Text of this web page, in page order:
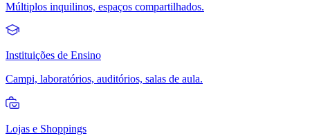
Múltiplos inquilinos, espaços compartilhados.
Instituições de Ensino
Campi, laboratórios, auditórios, salas de aula.
Lojas e Shoppings